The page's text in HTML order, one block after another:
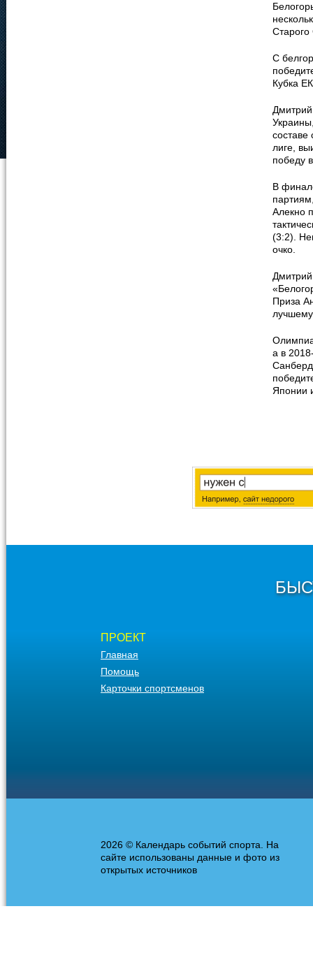
С
Кубка
лиге,
победу
В
Алекно
(3:2).
очко.
Приза
а в
Японии
ПРОЕКТ
Главная
Помощь
Карточки спортсменов
2026 © Календарь событий спорта. На
сайте использованы данные и фото из
открытых источников